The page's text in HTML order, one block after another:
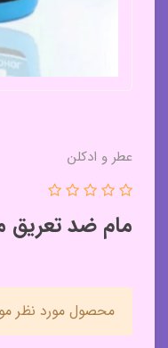
عطر و ادکلن
مام ضد تعریق
محصول مورد نظر